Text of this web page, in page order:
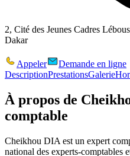
2, Cité des Jeunes Cadres
Dakar
Appeler
Demande en ligne
DescriptionPrestationsGalerie
À propos de
comptable
Cheikhou DIA est un expert
national des experts-comptables